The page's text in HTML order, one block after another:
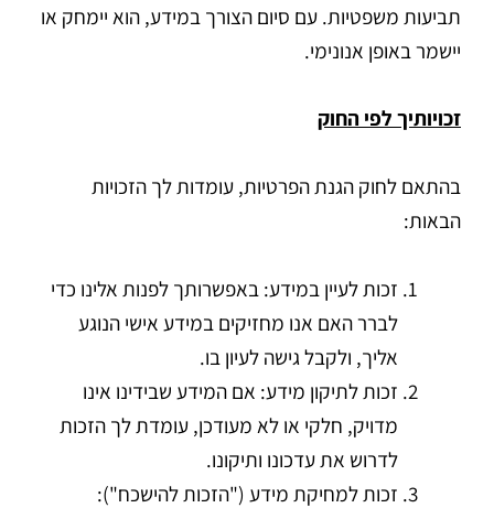
תביעות משפטיות. עם סיום הצורך במידע, הוא יימחק או
יישמר באופן אנונימי.
זכויותיך לפי החוק
בהתאם לחוק הגנת הפרטיות, עומדות לך הזכויות
הבאות:
זכות לעיין במידע: באפשרותך לפנות אלינו כדי
לברר האם אנו מחזיקים במידע אישי הנוגע
אליך, ולקבל גישה לעיון בו.
זכות לתיקון מידע: אם המידע שבידינו אינו
מדויק, חלקי או לא מעודכן, עומדת לך הזכות
לדרוש את עדכונו ותיקונו.
זכות למחיקת מידע ("הזכות להישכח"):